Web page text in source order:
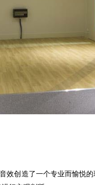
效创造了一个专业而愉悦